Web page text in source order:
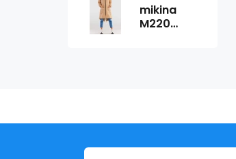
mikina
M220